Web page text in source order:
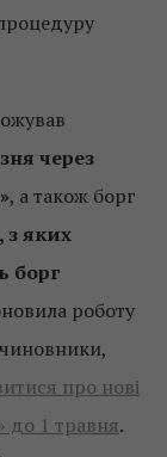
через
, а також борг
з яких
борг
роботу
про нові
до 1 травня.